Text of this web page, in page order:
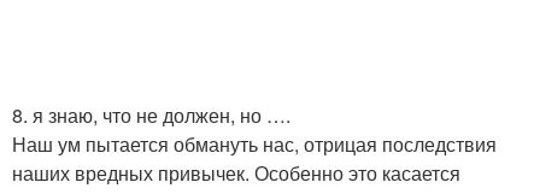
8. я знаю, что не должен, но ….
Наш ум пытается обмануть нас, отрицая последствия
наших вредных привычек. Особенно это касается